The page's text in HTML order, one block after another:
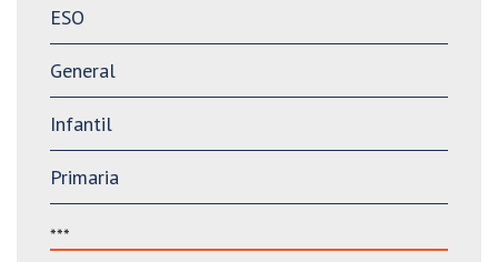
ESO
General
Infantil
Primaria
***